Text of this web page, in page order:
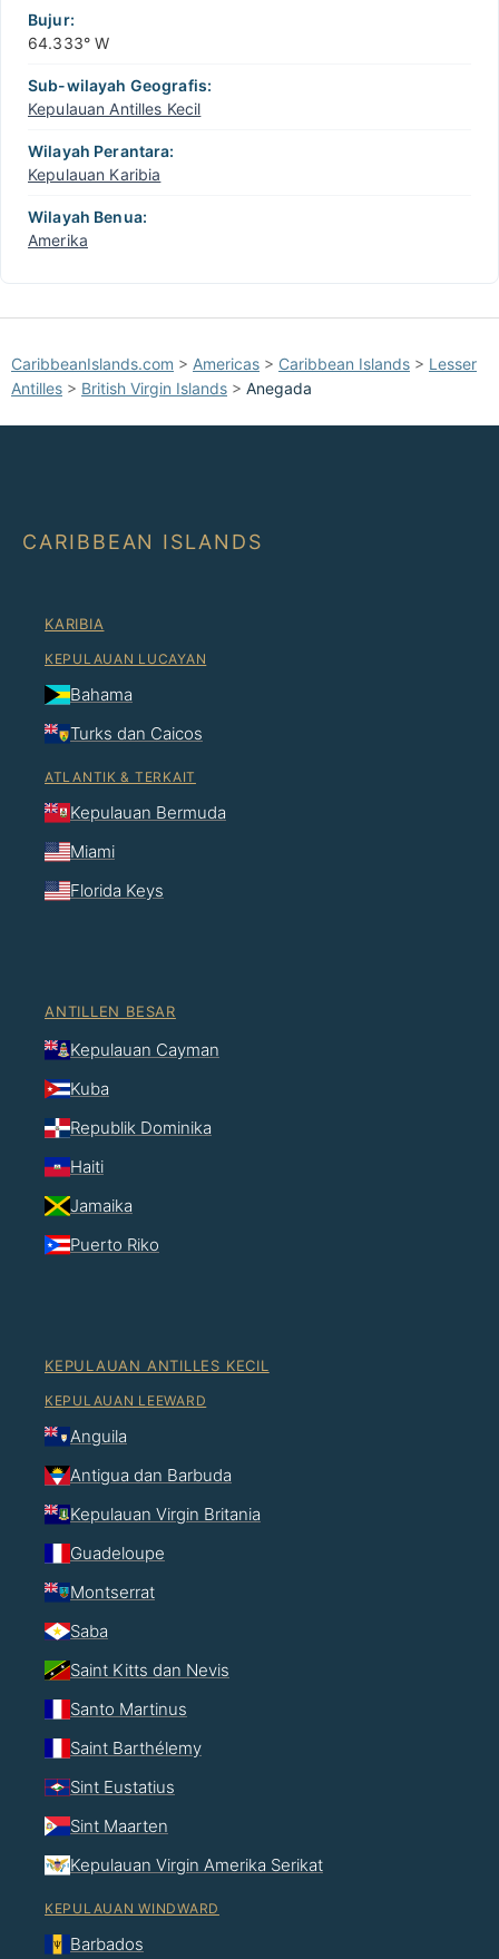
Bujur:
64.333° W
Sub-wilayah Geografis:
Kepulauan Antilles Kecil
Wilayah Perantara:
Kepulauan Karibia
Wilayah Benua:
Amerika
CaribbeanIslands.com > Americas > Caribbean Islands > Lesser
Antilles > British Virgin Islands > Anegada
CARIBBEAN ISLANDS
KARIBIA
KEPULAUAN LUCAYAN
Bahama
Turks dan Caicos
ATLANTIK & TERKAIT
Kepulauan Bermuda
Miami
Florida Keys
ANTILLEN BESAR
Kepulauan Cayman
Kuba
Republik Dominika
Haiti
Jamaika
Puerto Riko
KEPULAUAN ANTILLES KECIL
KEPULAUAN LEEWARD
Anguila
Antigua dan Barbuda
Kepulauan Virgin Britania
Guadeloupe
Montserrat
Saba
Saint Kitts dan Nevis
Santo Martinus
Saint Barthélemy
Sint Eustatius
Sint Maarten
Kepulauan Virgin Amerika Serikat
KEPULAUAN WINDWARD
Barbados